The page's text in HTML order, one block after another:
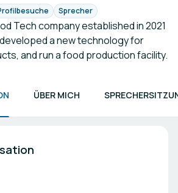
Sprecher
Tech company established in 2021
a new technology for
and run a food production facility.
ÜBER MICH